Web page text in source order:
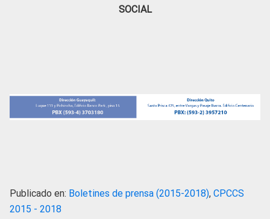
SOCIAL
Publicado en: Boletines de prensa (2015-2018), CPCCS
2015 - 2018